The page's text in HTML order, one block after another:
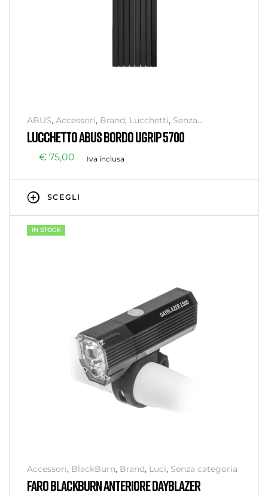
ABUS, Accessori, Brand, Lucchetti, Senza
categoria,Sicurezza
LUCCHETTO ABUS BORDO UGRIP 5700
€ 75,00 Iva inclusa
SCEGLI
IN STOCK
Accessori, BlackBurn, Brand, Luci, Senza categoria
FARO BLACKBURN ANTERIORE DAYBLAZER